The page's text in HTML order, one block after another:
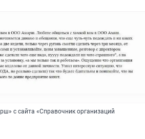
с сайта «Справочник организаций